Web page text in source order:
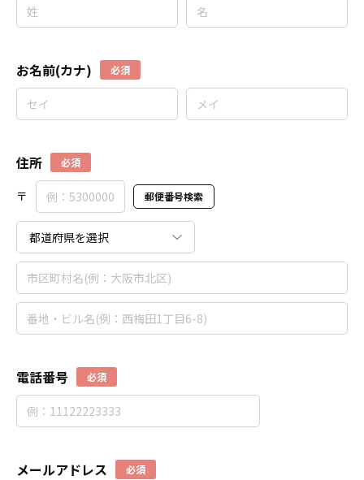
お名前(カナ) 必須
住所 必須
〒 郵便番号検索
電話番号 必須
メールアドレス 必須